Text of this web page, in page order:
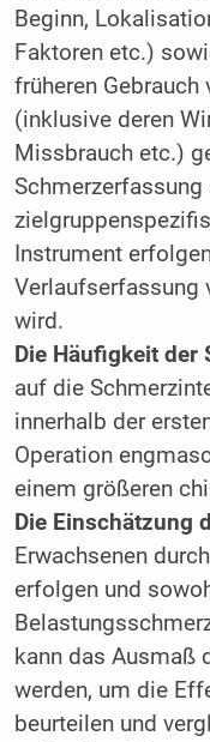
Beginn,
Faktoren etc.)
früheren
(inklusive deren
Missbrauch etc.)
Instrument
Verlaufserfassung
wird.
Die Häufigkeit der
auf die
innerhalb der
Operation
einem größeren
Die Einschätzung
Erwachsenen
erfolgen und
kann das Ausmaß
werden, um die
beurteilen und